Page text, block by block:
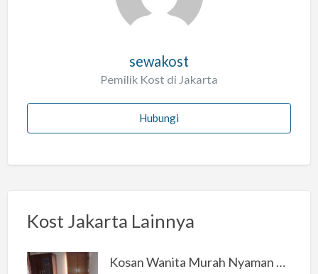
sewakost
Pemilik Kost di Jakarta
Hubungi
Kost Jakarta Lainnya
Kosan Wanita Murah Nyaman di Jakarta Selatan